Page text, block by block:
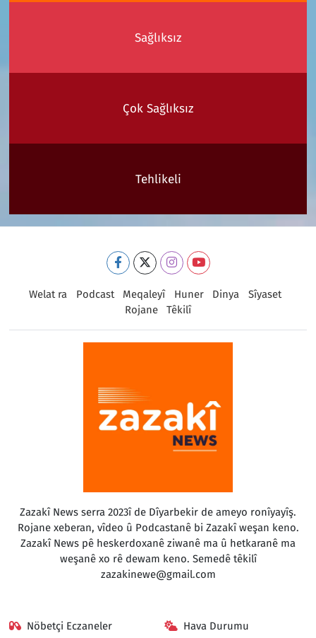
Sağlıksız
Çok Sağlıksız
Tehlikeli
Welat ra Podcast Meqaleyî Huner Dinya
Sîyaset
Rojane
Têkilî
Zazakî News serra 2023î de Dîyarbekir de ameyo ronîyayîş.
Rojane xeberan, vîdeo û Podcastanê bi Zazakî weşan keno.
Zazakî News pê heskerdoxanê ziwanê ma û hetkaranê ma
weşanê xo rê dewam keno. Semedê têkilî
zazakinewe@gmail.com
Nöbetçi Eczaneler Hava Durumu